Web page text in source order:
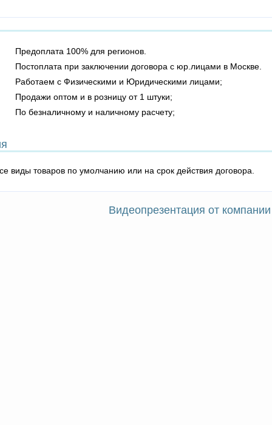
Предоплата 100% для регионов.
Постоплата при заключении договора с юр.лицами в Москве.
Работаем с Физическими и Юридическими лицами;
Продажи оптом и в розницу от 1 штуки;
По безналичному и наличному расчету;
виды товаров по умолчанию или на срок действия договора.
Видеопрезентация от